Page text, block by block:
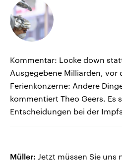
Kommentar: Locke down
Ausgegebene Milliarden, vor
Ferienkonzerne: Andere
kommentiert Theo Geers. Es
Entscheidungen bei der
Müller: Jetzt müssen Sie uns